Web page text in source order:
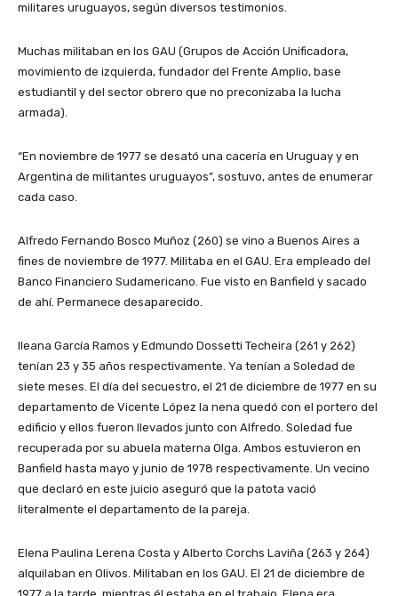
militares uruguayos, según diversos testimonios.
Muchas militaban en los GAU (Grupos de Acción Unificadora,
movimiento de izquierda, fundador del Frente Amplio, base
estudiantil y del sector obrero que no preconizaba la lucha
armada).
“En noviembre de 1977 se desató una cacería en Uruguay y en
Argentina de militantes uruguayos”, sostuvo, antes de enumerar
cada caso.
Alfredo Fernando Bosco Muñoz (260) se vino a Buenos Aires a
fines de noviembre de 1977. Militaba en el GAU. Era empleado del
Banco Financiero Sudamericano. Fue visto en Banfield y sacado
de ahí. Permanece desaparecido.
Ileana García Ramos y Edmundo Dossetti Techeira (261 y 262)
tenían 23 y 35 años respectivamente. Ya tenían a Soledad de
siete meses. El día del secuestro, el 21 de diciembre de 1977 en su
departamento de Vicente López la nena quedó con el portero del
edificio y ellos fueron llevados junto con Alfredo. Soledad fue
recuperada por su abuela materna Olga. Ambos estuvieron en
Banfield hasta mayo y junio de 1978 respectivamente. Un vecino
que declaró en este juicio aseguró que la patota vació
literalmente el departamento de la pareja.
Elena Paulina Lerena Costa y Alberto Corchs Laviña (263 y 264)
alquilaban en Olivos. Militaban en los GAU. El 21 de diciembre de